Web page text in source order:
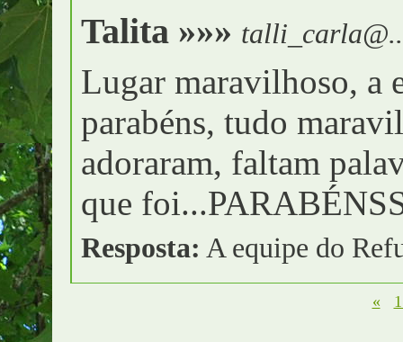
Talita »»»
Lugar maravilhoso, a
parabéns, tudo
adoraram, faltam
que
Resposta: A equipe do
«